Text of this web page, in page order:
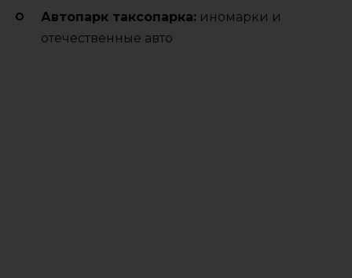
Автопарк таксопарка: иномарки и
отечественные авто